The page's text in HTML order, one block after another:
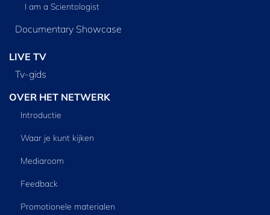
I am a Scientologist
Documentary Showcase
LIVE TV
Tv‑gids
OVER HET NETWERK
Introductie
Waar je kunt kijken
Mediaroom
Feedback
Promotionele materialen